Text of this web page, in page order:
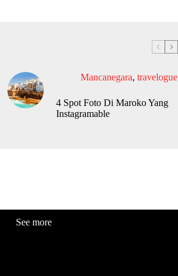
Mancanegara, travelogue
4 Spot Foto Di Maroko Yang
Instagramable
See more